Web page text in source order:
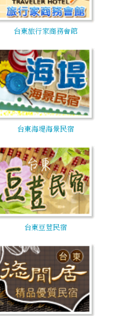
台東旅行家商務會館
台東海堤海景民宿
台東豆荳民宿